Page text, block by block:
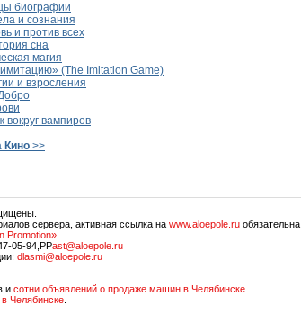
биографии
и сознания
и против всех
сна
магия
(The Imitation Game)
и взросления
вокруг вампиров
Кино >>
сервера, активная ссылка на www.aloepole.ru обязательна.
Promotion»
05-94,PPast@aloepole.ru
dlasmi@aloepole.ru
и сотни объявлений о продаже машин в Челябинске
Челябинске